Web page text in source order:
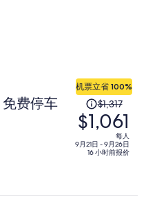
费停车
机票立省 100%
原
价
为
每
现
$1,317
$1,061
每人
9月21日 - 9月26日
16 小时前报价